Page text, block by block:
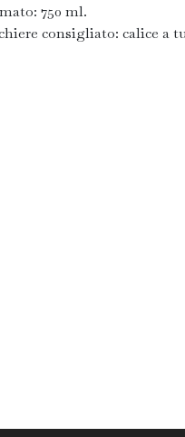
750 ml.
consigliato: calice a